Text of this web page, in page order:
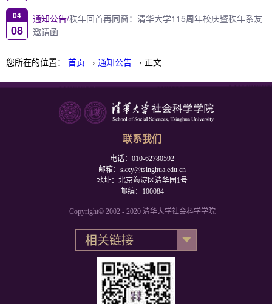
您所在的位置： 首页 › 通知公告 › 正文
04
08
通知公告/秩年回首再同窗：清华大学115周年校庆暨秩年系友
邀请函
联系我们
电话：010-62780592
邮箱：skxy@tsinghua.edu.cn
地址：北京海淀区清华园1号
邮编：100084
Copyright© 2002 - 2020 清华大学社会科学学院